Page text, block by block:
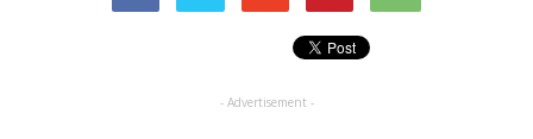
- Advertisement -